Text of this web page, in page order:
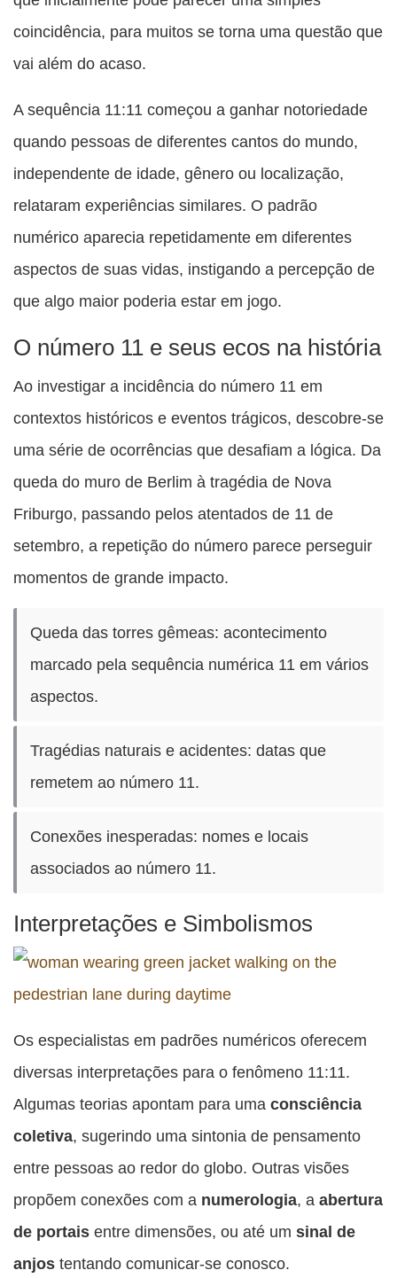
coincidência, para muitos se torna uma questão que
vai além do acaso.
A sequência 11:11 começou a ganhar notoriedade
quando pessoas de diferentes cantos do mundo,
independente de idade, gênero ou localização,
relataram experiências similares. O padrão
numérico aparecia repetidamente em diferentes
aspectos de suas vidas, instigando a percepção de
que algo maior poderia estar em jogo.
O número 11 e seus ecos na história
Ao investigar a incidência do número 11 em
contextos históricos e eventos trágicos, descobre-se
uma série de ocorrências que desafiam a lógica. Da
queda do muro de Berlim à tragédia de Nova
Friburgo, passando pelos atentados de 11 de
setembro, a repetição do número parece perseguir
momentos de grande impacto.
Queda das torres gêmeas: acontecimento
marcado pela sequência numérica 11 em vários
aspectos.
Tragédias naturais e acidentes: datas que
remetem ao número 11.
Conexões inesperadas: nomes e locais
associados ao número 11.
Interpretações e Simbolismos
Os especialistas em padrões numéricos oferecem
diversas interpretações para o fenômeno 11:11.
Algumas teorias apontam para uma consciência
coletiva, sugerindo uma sintonia de pensamento
entre pessoas ao redor do globo. Outras visões
propõem conexões com a numerologia, a abertura
de portais entre dimensões, ou até um sinal de
anjos tentando comunicar-se conosco.